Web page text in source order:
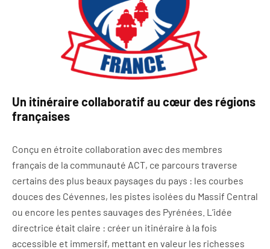
Un itinéraire collaboratif au cœur des régions
françaises
Conçu en étroite collaboration avec des membres
français de la communauté ACT, ce parcours traverse
certains des plus beaux paysages du pays : les courbes
douces des Cévennes, les pistes isolées du Massif Central
ou encore les pentes sauvages des Pyrénées. L’idée
directrice était claire : créer un itinéraire à la fois
accessible et immersif, mettant en valeur les richesses